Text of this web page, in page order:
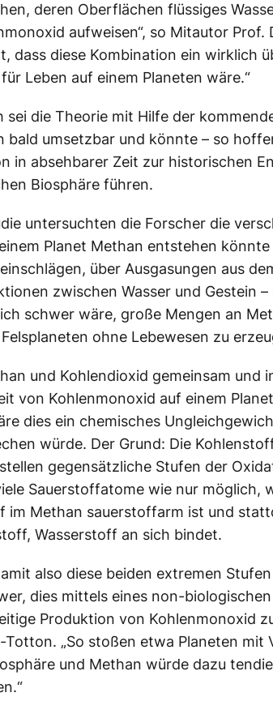
deren Oberflächen flüssiges
aufweisen“, so Mitautor Prof.
dass diese Kombination ein wirklich
Leben auf einem Planeten wäre.“
sei die Theorie mit Hilfe der
bald umsetzbar und könnte – so
in absehbarer Zeit zur historischen
Biosphäre führen.
untersuchten die Forscher die
Planet Methan entstehen könnte
über Ausgasungen aus
zwischen Wasser und Gestein
schwer wäre, große Mengen an
ohne Lebewesen zu
und Kohlendioxid gemeinsam und
von Kohlenmonoxid auf einem
dies ein chemisches
würde. Der Grund: Die
gegensätzliche Stufen der
Sauerstoffatome wie nur möglich,
im Methan sauerstoffarm ist und
Wasserstoff an sich bindet.
also diese beiden extremen
dies mittels eines non-
Produktion von Kohlenmonoxid
Totton. „So stoßen etwa Planeten mit
und Methan würde dazu